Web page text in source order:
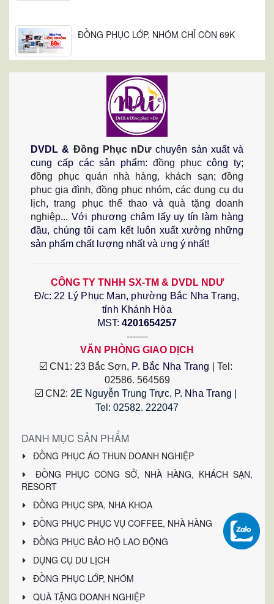
ĐỒNG PHỤC LỚP, NHÓM CHỈ CÒN 69K
DVDL & Đồng Phục nDư chuyên sản xuất và
cung cấp các sản phẩm: đồng phụccông ty;
đồng phục quán nhà hàng, khách sạn;đồng
phục gia đình, đồng phục nhóm, các dụng cụ du
lịch,trang phục thể thaovàquà tặng doanh
nghiệp... Với phương châm lấy uy tín làm hàng
đầu, chúng tôi cam kết luôn xuất xưởng những
sản phẩm chất lượng nhất và ưng ý nhất!
CÔNG TY TNHH SX-TM & DVDL NDƯ
Đ/c: 22 Lý Phục Man, phường Bắc Nha Trang,
tỉnh Khánh Hòa
MST: 4201654257
-------
VĂN PHÒNG GIAO DỊCH
☑️ CN1: 23 Bắc Sơn, P. Bắc Nha Trang | Tel:
02586. 564569
☑️ CN2: 2E Nguyễn Trung Trực, P. Nha Trang
Tel: 02582. 222047
DANH MỤC SẢN PHẨM
ĐỒNG PHỤC ÁO THUN DOANH NGHIỆP
ĐỒNG PHỤC CÔNG SỞ, NHÀ HÀNG, KHÁCH SẠN,
RESORT
ĐỒNG PHỤC SPA, NHA KHOA
ĐỒNG PHỤC PHỤC VỤ COFFEE, NHÀ HÀNG
ĐỒNG PHỤC BẢO HỘ LAO ĐỘNG
DỤNG CỤ DU LỊCH
ĐỒNG PHỤC LỚP, NHÓM
QUÀ TẶNG DOANH NGHIỆP